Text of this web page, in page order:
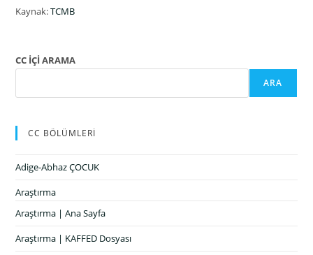
Kaynak:TCMB
CC İÇİ ARAMA
ARA
CC BÖLÜMLERİ
Adige-Abhaz ÇOCUK
Araştırma
Araştırma | Ana Sayfa
Araştırma | KAFFED Dosyası